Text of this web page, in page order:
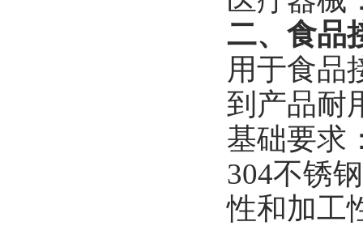
二、食品
用于食品
到产品耐
基础要求
304不锈
性和加工